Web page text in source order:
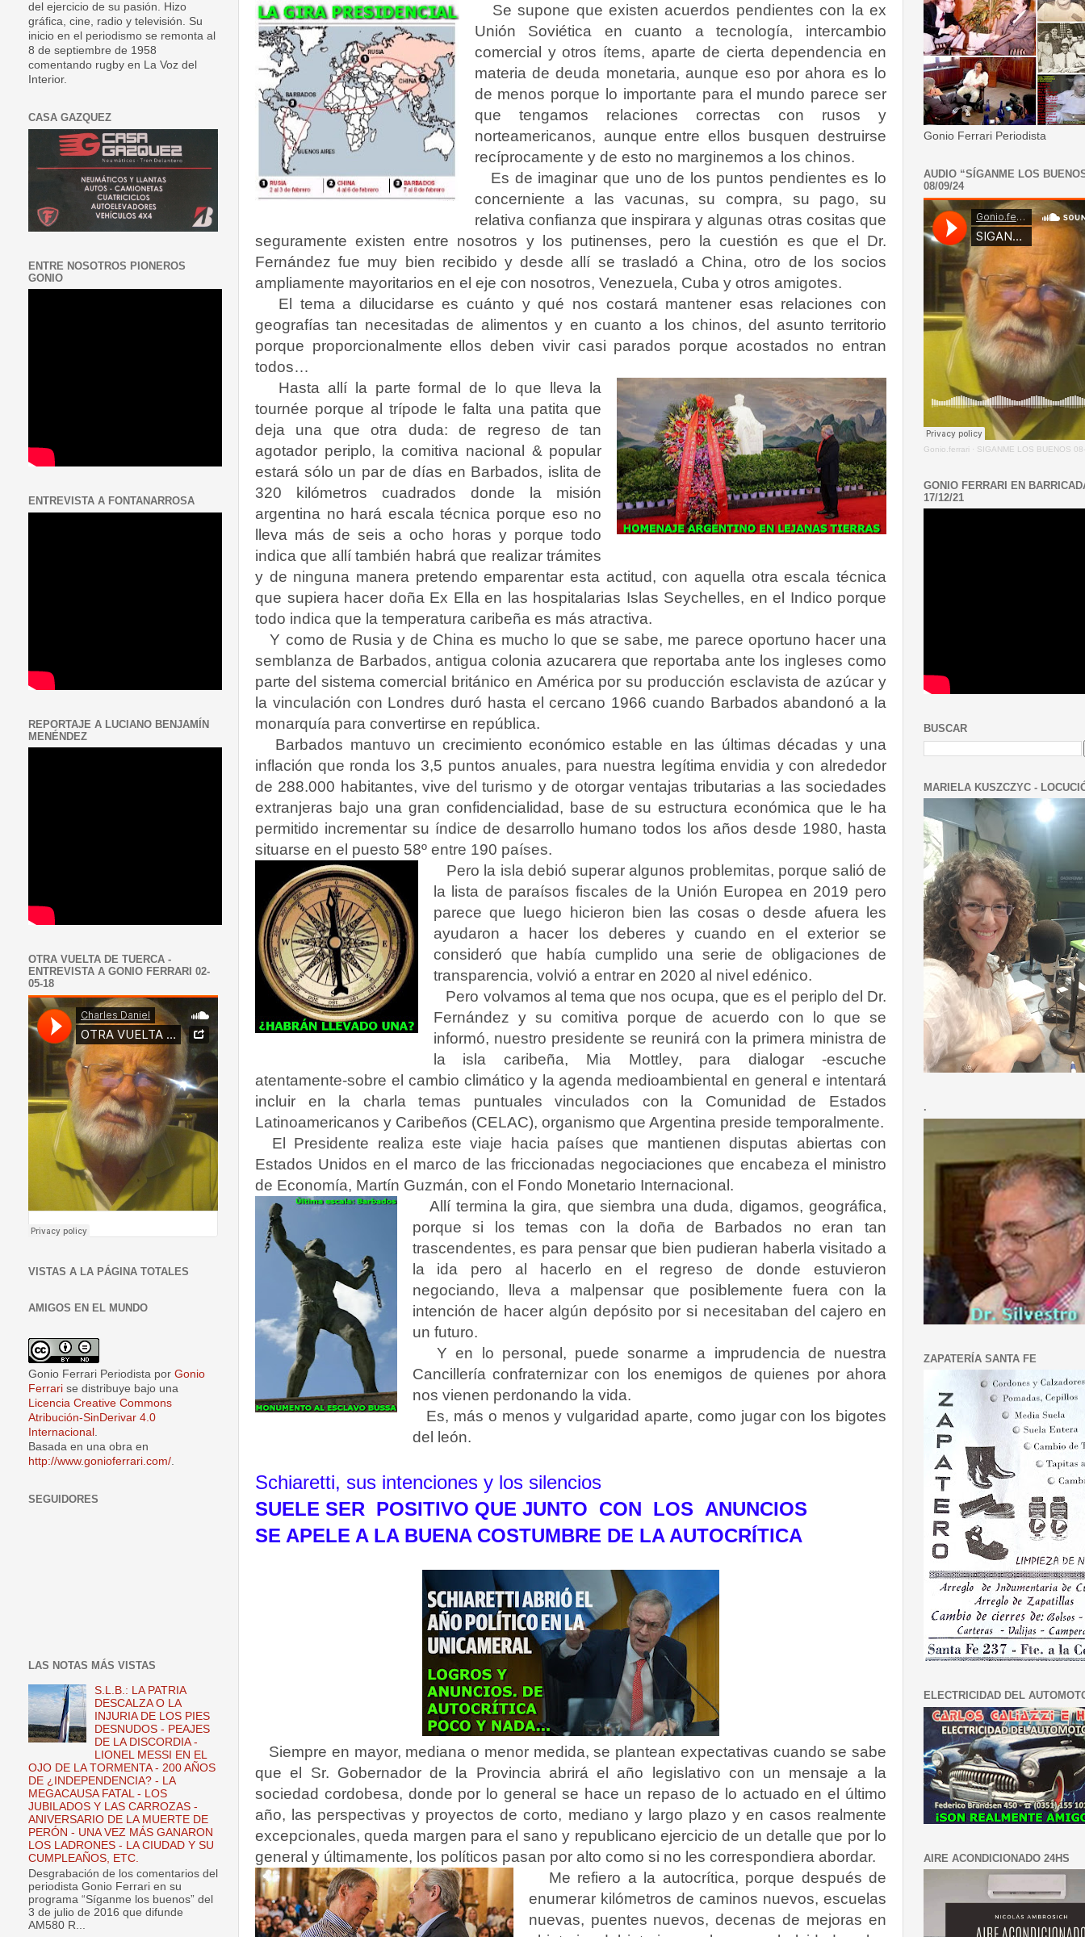
Se supone que existen acuerdos pendientes con la ex
Unión Soviética en cuanto a tecnología, intercambio
comercial y otros ítems, aparte de cierta dependencia en
materia de deuda monetaria, aunque eso por ahora es lo
de menos porque lo importante para el mundo parece ser
que tengamos relaciones correctas con rusos y
norteamericanos, aunque entre ellos busquen destruirse
recíprocamente y de esto no marginemos a los chinos.
Es de imaginar que uno de los puntos pendientes es lo
concerniente a las vacunas, su compra, su pago, su
relativa confianza que inspirara y algunas otras cositas que
seguramente existen entre nosotros y los putinenses, pero la cuestión es que el Dr.
Fernández fue muy bien recibido y desde allí se trasladó a China, otro de los socios
ampliamente mayoritarios en el eje con nosotros, Venezuela, Cuba y otros amigotes.
El tema a dilucidarse es cuánto y qué nos costará mantener esas relaciones con
geografías tan necesitadas de alimentos y en cuanto a los chinos, del asunto territorio
porque proporcionalmente ellos deben vivir casi parados porque acostados no entran
todos…
Hasta allí la parte formal de lo que lleva la
tournée porque al trípode le falta una patita que
deja una que otra duda: de regreso de tan
agotador periplo, la comitiva nacional & popular
estará sólo un par de días en Barbados, islita de
320 kilómetros cuadrados donde la misión
argentina no hará escala técnica porque eso no
lleva más de seis a ocho horas y porque todo
indica que allí también habrá que realizar trámites
y de ninguna manera pretendo emparentar esta actitud, con aquella otra escala técnica
que supiera hacer doña Ex Ella en las hospitalarias Islas Seychelles, en el Indico porque
todo indica que la temperatura caribeña es más atractiva.
Y como de Rusia y de China es mucho lo que se sabe, me parece oportuno hacer una
semblanza de Barbados, antigua colonia azucarera que reportaba ante los ingleses como
parte del sistema comercial británico en América por su producción esclavista de azúcar y
la vinculación con Londres duró hasta el cercano 1966 cuando Barbados abandonó a la
monarquía para convertirse en república.
Barbados mantuvo un crecimiento económico estable en las últimas décadas y una
inflación que ronda los 3,5 puntos anuales, para nuestra legítima envidia y con alrededor
de 288.000 habitantes, vive del turismo y de otorgar ventajas tributarias a las sociedades
extranjeras bajo una gran confidencialidad, base de su estructura económica que le ha
permitido incrementar su índice de desarrollo humano todos los años desde 1980, hasta
situarse en el puesto 58º entre 190 países.
Pero la isla debió superar algunos problemitas, porque salió de
la lista de paraísos fiscales de la Unión Europea en 2019 pero
parece que luego hicieron bien las cosas o desde afuera les
ayudaron a hacer los deberes y cuando en el exterior se
consideró que había cumplido una serie de obligaciones de
transparencia, volvió a entrar en 2020 al nivel edénico.
Pero volvamos al tema que nos ocupa, que es el periplo del Dr.
Fernández y su comitiva porque de acuerdo con lo que se
informó, nuestro presidente se reunirá con la primera ministra de
la isla caribeña, Mia Mottley, para dialogar -escuche
atentamente-sobre el cambio climático y la agenda medioambiental en general e intentará
incluir en la charla temas puntuales vinculados con la Comunidad de Estados
Latinoamericanos y Caribeños (CELAC), organismo que Argentina preside temporalmente.
El Presidente realiza este viaje hacia países que mantienen disputas abiertas con
Estados Unidos en el marco de las friccionadas negociaciones que encabeza el ministro
de Economía, Martín Guzmán, con el Fondo Monetario Internacional.
Allí termina la gira, que siembra una duda, digamos, geográfica,
porque si los temas con la doña de Barbados no eran tan
trascendentes, es para pensar que bien pudieran haberla visitado a
la ida pero al hacerlo en el regreso de donde estuvieron
negociando, lleva a malpensar que posiblemente fuera con la
intención de hacer algún depósito por si necesitaban del cajero en
un futuro.
Y en lo personal, puede sonarme a imprudencia de nuestra
Cancillería confraternizar con los enemigos de quienes por ahora
nos vienen perdonando la vida.
Es, más o menos y vulgaridad aparte, como jugar con los bigotes
del león.
Schiaretti, sus intenciones y los silencios
SUELE SER POSITIVO QUE JUNTO CON LOS ANUNCIOS
SE APELE A LA BUENA COSTUMBRE DE LA AUTOCRÍTICA
Siempre en mayor, mediana o menor medida, se plantean expectativas cuando se sabe
que el Sr. Gobernador de la Provincia abrirá el año legislativo con un mensaje a la
sociedad cordobesa, donde por lo general se hace un repaso de lo actuado en el último
año, las perspectivas y proyectos de corto, mediano y largo plazo y en casos realmente
excepcionales, queda margen para el sano y republicano ejercicio de un detalle que por lo
general y últimamente, los políticos pasan por alto como si no les correspondiera abordar.
Me refiero a la autocrítica, porque después de
enumerar kilómetros de caminos nuevos, escuelas
nuevas, puentes nuevos, decenas de mejoras en
del ejercicio de su pasión. Hizo
gráfica, cine, radio y televisión. Su
inicio en el periodismo se remonta al
8 de septiembre de 1958
comentando rugby en La Voz del
Interior.
CASA GAZQUEZ
ENTRE NOSOTROS PIONEROS
GONIO
ENTREVISTA A FONTANARROSA
REPORTAJE A LUCIANO BENJAMÍN
MENÉNDEZ
OTRA VUELTA DE TUERCA -
ENTREVISTA A GONIO FERRARI 02-
05-18
VISTAS A LA PÁGINA TOTALES
AMIGOS EN EL MUNDO
Gonio Ferrari Periodista por Gonio
Ferrari se distribuye bajo una
Licencia Creative Commons
Atribución-SinDerivar 4.0
Internacional
Basada en una obra en
http://www.gonioferrari.com/
SEGUIDORES
LAS NOTAS MÁS VISTAS
S.L.B.: LA PATRIA
DESCALZA O LA
INJURIA DE LOS PIES
DESNUDOS - PEAJES
DE LA DISCORDIA -
LIONEL MESSI EN EL
OJO DE LA TORMENTA - 200 AÑOS
DE ¿INDEPENDENCIA? - LA
MEGACAUSA FATAL - LOS
JUBILADOS Y LAS CARROZAS -
ANIVERSARIO DE LA MUERTE DE
PERÓN - UNA VEZ MÁS GANARON
LOS LADRONES - LA CIUDAD Y SU
CUMPLEAÑOS, ETC.
Desgrabación de los comentarios del
periodista Gonio Ferrari en su
programa “Síganme los buenos” del
3 de julio de 2016 que difunde
AM580 R...
Gonio Ferrari Periodista
AUDIO “SÍGANME LOS
08/09/24
Gonio.ferrari · SIGANME LOS BUENOS
GONIO FERRARI EN
17/12/21
BUSCAR
MARIELA KUSZCZYC -
.
ZAPATERÍA SANTA FE
ELECTRICIDAD DEL
AIRE ACONDICIONADO 24HS